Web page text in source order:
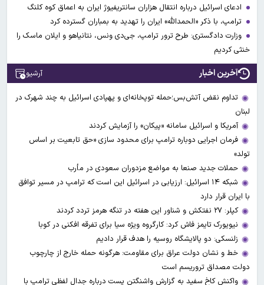
ادعای اسرائیل درباره انتقال هزاران سانتریفیوژ ایران به اعماق کوه کلنگ
ترامپ، با ذکر «الحمدالله» ایران را تهدید به بمباران گسترده کرد
وزارت دادگستری: طرح ترور ترامپ، جی‌دی ونس، نتانیاهو و ایلان ماسک را
خنثی کردیم
آخرین اخبار آرشیو
تداوم نقض آتش‌بس؛حمله توپخانه‌ای و پهپادی اسرائیل به چند شهرک در
لبنان
آمریکا و اسرائیل سامانه «پیکان» را آزمایش کردند
فرمان اجرایی دوباره ترامپ برای محدود سازی «حق تابعیت بر اساس
تولد»
حملات جدید صنعا به مواضع مزدوران سعودی در مأرب
شبکه ۱۴ اسرائیل: ارزیابی در اسرائیل این است که ترامپ در مسیر توافق
با ایران قرار دارد
کپلر: ۲۷ نفتکش و شناور این هفته در تنگه هرمز تردد کردند
نیویورک تایمز فاش کرد: کارگروه ویژه سیا برای تفرقه افکنی در کوبا
زلنسکی: دو پالایشگاه روسیه را هدف قرار دادیم
خط و نشان دولت عراق برای مقاومت: هرگونه حمله خارج از چارچوب
دولت مصداق تروریسم است
واکنش کاخ سفید به گزارش واشنگتن پست درباره جدال لفظی ترامپ با